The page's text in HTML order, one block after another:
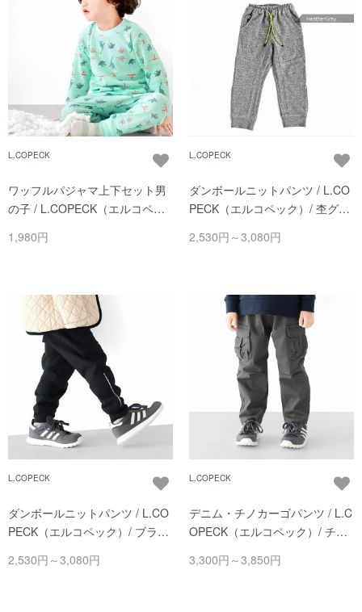
L.COPECK
ワッフルパジャマ上下セット男
の子 / L.COPECK（エルコペッ
1,980円
L.COPECK
ダンボールニットパンツ / L.CO
PECK（エルコペック）/ 杢グレ
2,530円～3,080円
L.COPECK
ダンボールニットパンツ / L.CO
PECK（エルコペック）/ ブラッ
2,530円～3,080円
L.COPECK
デニム・チノカーゴパンツ / L.C
OPECK（エルコペック）/ チャ
3,300円～3,850円